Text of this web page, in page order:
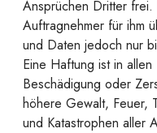
Ansprüchen Dritter
Auftragnehmer für ihm
und Daten jedoch nur
Eine Haftung ist in
Beschädigung oder
höhere Gewalt, Feuer,
und Katastrophen aller